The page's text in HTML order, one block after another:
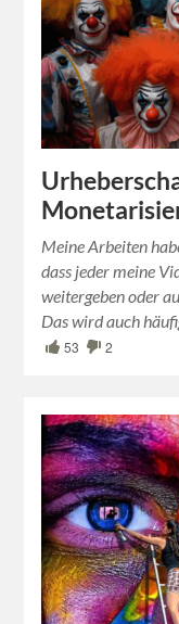
Meine Arbeiten
dass jeder meine
weitergeben oder
Das wird auch
53 2